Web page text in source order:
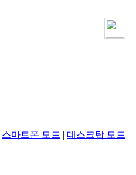
스마트폰 모드 | 데스크탑 모드